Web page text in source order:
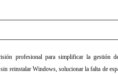
profesional para simplificar la gestión
reinstalar Windows, solucionar la falta de